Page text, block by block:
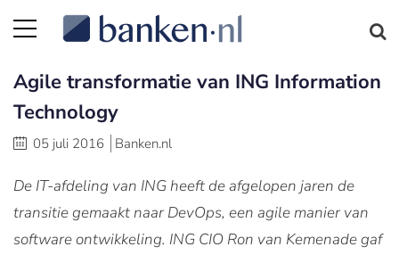
Agile transformatie van ING Information
Technology
05 juli 2016 Banken.nl
De IT-afdeling van ING heeft de afgelopen jaren de
transitie gemaakt naar DevOps, een agile manier van
software ontwikkeling. ING CIO Ron van Kemenade gaf